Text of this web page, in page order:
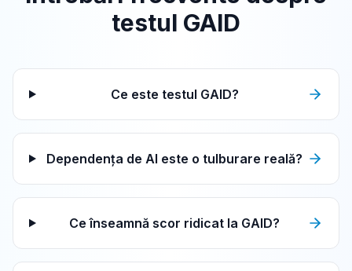
testul GAID
Ce este testul GAID?
Dependența de AI este o tulburare reală?
Ce înseamnă scor ridicat la GAID?